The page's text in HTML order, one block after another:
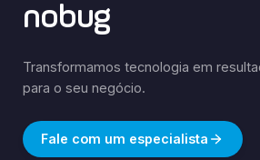
nobug
Transformamos tecnologia em
para o seu negócio.
Fale com um especialista